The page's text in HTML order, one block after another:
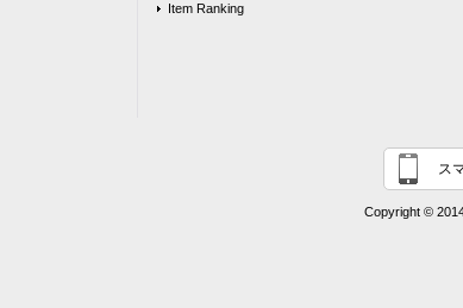
Item Ranking
ス
Copyright ©